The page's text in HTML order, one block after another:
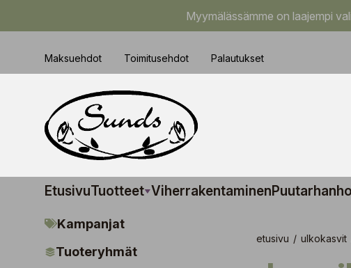
Myymälässämme on laajempi
Maksuehdot Toimitusehdot Palautukset
EtusivuTuotteet Viherrakentaminen
Kampanjat
Tuoteryhmät
etusivu / ulkokasvit